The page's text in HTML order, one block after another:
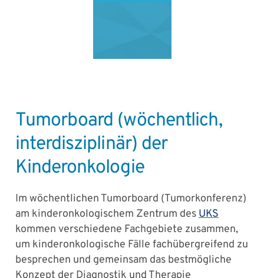
Tumorboard (wöchentlich,
interdisziplinär) der
Kinderonkologie
Im wöchentlichen Tumorboard (Tumorkonferenz)
am kinderonkologischem Zentrum desUKS
kommen verschiedene Fachgebiete zusammen,
um kinderonkologische Fälle fachübergreifend zu
besprechen und gemeinsam das bestmögliche